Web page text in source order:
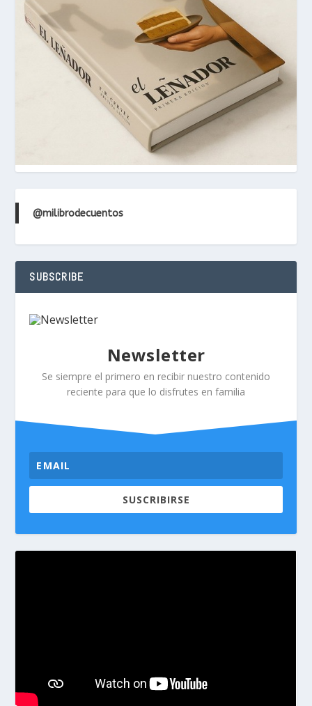
@milibrodecuentos
SUBSCRIBE
Newsletter
Se siempre el primero en recibir nuestro contenido
reciente para que lo disfrutes en familia
SUSCRIBIRSE